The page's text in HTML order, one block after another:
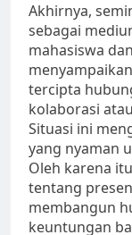
Akhirnya,
sebagai
mahasiswa
tercipta
kolaborasi
Situasi ini
yang nyaman
Oleh karena
tentang
membangun
keuntungan